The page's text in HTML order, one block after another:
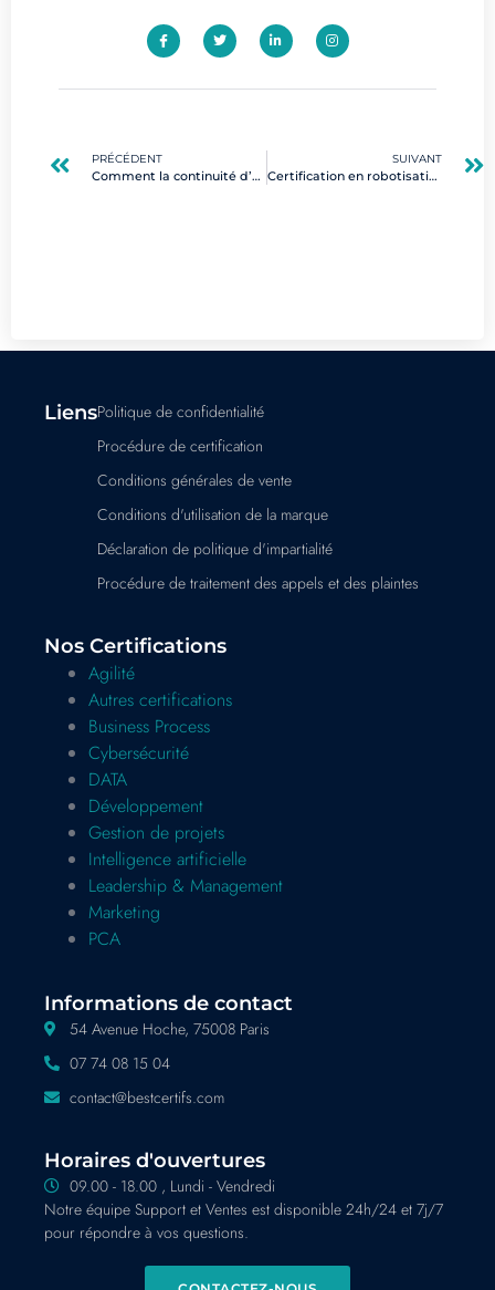
PRÉCÉDENT
Comment la continuité d’activité renforce les compétences numériques en entreprise
SUIVANT
Certification en robotisation : boostez votre carrière dans l’industrie 2025
LiensPolitique de confidentialité
Procédure de certification
Conditions générales de vente
Conditions d'utilisation de la marque
Déclaration de politique d'impartialité
Procédure de traitement des appels et des plaintes
Nos Certifications
Agilité
Autres certifications
Business Process
Cybersécurité
DATA
Développement
Gestion de projets
Intelligence artificielle
Leadership & Management
Marketing
PCA
Informations de contact
54 Avenue Hoche, 75008 Paris
07 74 08 15 04
contact@bestcertifs.com
Horaires d'ouvertures
09.00 - 18.00 , Lundi - Vendredi
Notre équipe Support et Ventes est disponible 24h/24 et 7j/7
pour répondre à vos questions.